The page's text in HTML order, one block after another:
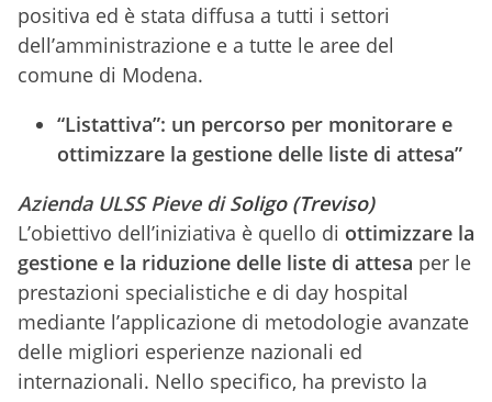
positiva ed è stata diffusa a tutti i settori
dell’amministrazione e a tutte le aree del
comune di Modena.
“Listattiva”: un percorso per monitorare e
ottimizzare la gestione delle liste di attesa”
Azienda ULSS Pieve di Soligo (Treviso)
L’obiettivo dell’iniziativa è quello di ottimizzare la
gestione e la riduzione delle liste di attesa per le
prestazioni specialistiche e di day hospital
mediante l’applicazione di metodologie avanzate
delle migliori esperienze nazionali ed
internazionali. Nello specifico, ha previsto la